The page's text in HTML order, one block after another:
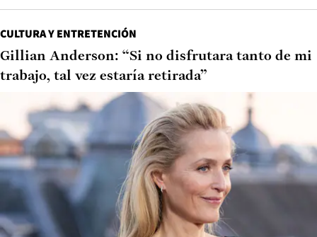
CULTURA Y ENTRETENCIÓN
Gillian Anderson: “Si no disfrutara tanto de mi
trabajo, tal vez estaría retirada”